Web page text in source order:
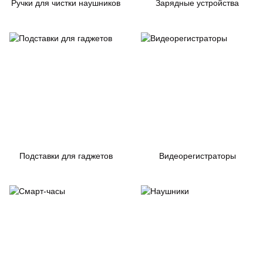
Ручки для чистки наушников Зарядные устройства
Подставки для гаджетов Видеорегистраторы